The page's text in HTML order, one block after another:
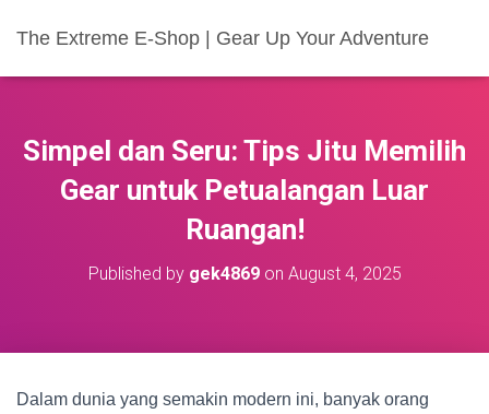
The Extreme E-Shop | Gear Up Your Adventure
Simpel dan Seru: Tips Jitu Memilih
Gear untuk Petualangan Luar
Ruangan!
Published by gek4869on August 4, 2025
Dalam dunia yang semakin modern ini, banyak orang